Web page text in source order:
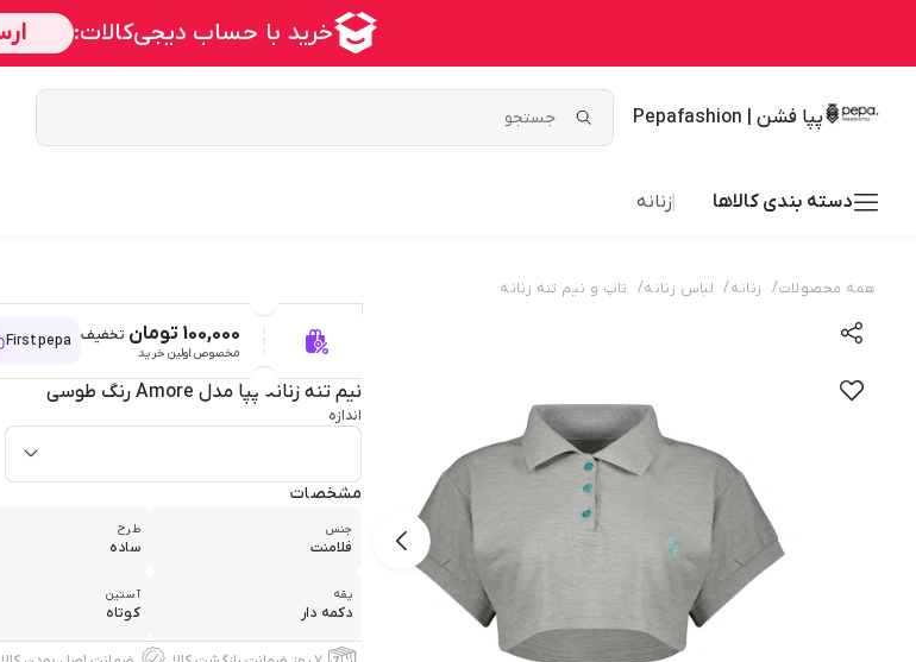
پپا فشن | Pepafashion
دسته بندی کالاها زنانه
همه محصولات/ زنانه/ لباس زنانه/ تاپ و نیم تنه زنانه
100,000 تومان تخفیف
مخصوص اولین خرید
Firstpepa
نیم تنه زنانه پپا مدل Amore رنگ طوسی
اندازه
مشخصات
جنس
فلامنت
طرح
ساده
یقه
دکمه دار
آستین
کوتاه